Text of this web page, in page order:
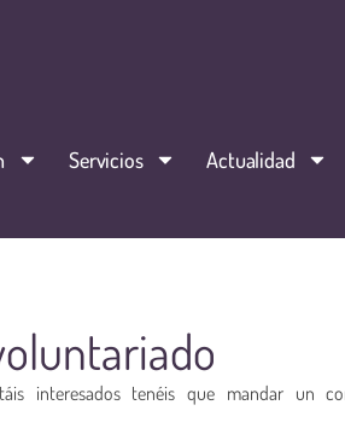
Servicios Actualidad
interesados tenéis que mandar un